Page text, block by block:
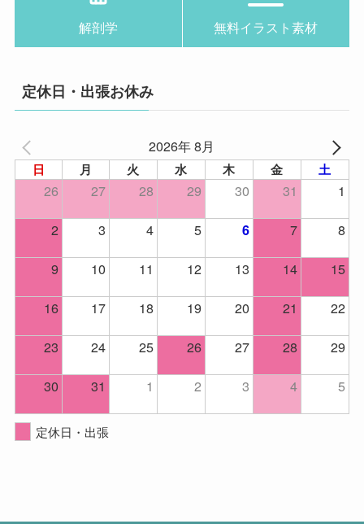
解剖学 無料イラスト素材
定休日・出張お休み
2026年 8月
日 月 火 水 木 金 土
26 27 28 29 30 31
1
2
3 4 5 6 7
8
9
10 11 12 13 14
15
16
17 18 19 20 21
22
23
24 25 26 27 28
29
30
31 1 2 3 4 5
定休日・出張